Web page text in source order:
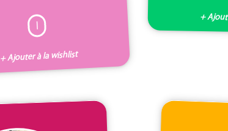
I
+ Ajouter à la wishlist
+